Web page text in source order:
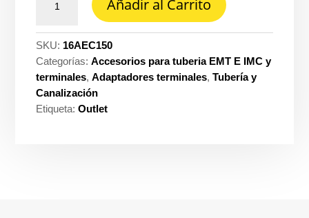
EMT
1.1/2''
UL
cantidad
Añadir al Carrito
SKU: 16AEC150
Categorías:Accesorios para tuberia EMT E IMC y
terminales,Adaptadores terminales,Tubería y
Canalización
Etiqueta:Outlet